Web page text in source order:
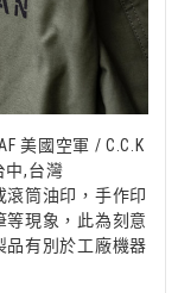
美國空軍 / C.C.K
中,台灣
滾筒油印，手作印
現象，此為刻意
品有別於工廠機器